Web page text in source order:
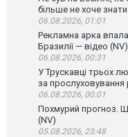
більше не хоче
06.08.2026, 01:01
Рекламна арка
Бразилії — відео (NV)
06.08.2026, 00:31
У Трускавці трьох
за прослуховування
06.08.2026, 00:01
Похмурий прогноз.
(NV)
05.08.2026, 23:48